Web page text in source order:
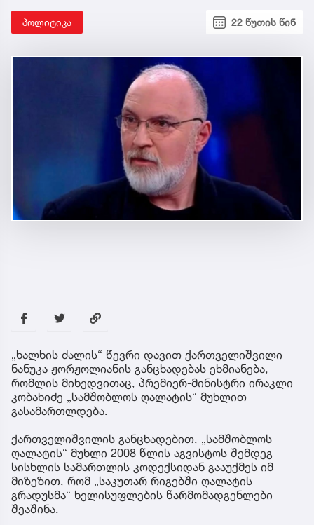
პოლიტიკა 22 წუთის წინ
„ხალხის ძალის“ წევრი დავით ქართველიშვილი
ნანუკა ჟორჟოლიანის განცხადებას ეხმიანება,
რომლის მიხედვითაც, პრემიერ-მინისტრი ირაკლი
კობახიძე „სამშობლოს ღალატის“ მუხლით
გასამართლდება.
ქართველიშვილის განცხადებით, „სამშობლოს
ღალატის“ მუხლი 2008 წლის აგვისტოს შემდეგ
სისხლის სამართლის კოდექსიდან გააუქმეს იმ
მიზეზით, რომ „საკუთარ რიგებში ღალატის
გრადუსმა“ ხელისუფლების წარმომადგენლები
შეაშინა.